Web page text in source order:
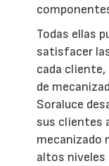
Todas ellas
satisfacer
cada cliente,
de
Soraluce
sus clientes
mecanizado
altos niveles